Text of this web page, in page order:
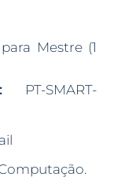
Mestre (1
PT-SMART-